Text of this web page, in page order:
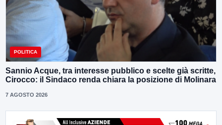
POLITICA
Sannio Acque, tra interesse pubblico e scelte già scritte,
Cirocco: il Sindaco renda chiara la posizione di Molinara
7 AGOSTO 2026